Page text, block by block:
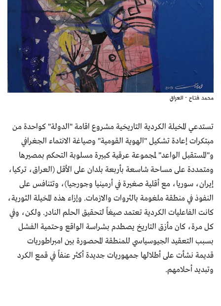
محمد فتاح - العراق
تستدعي المخيلة الكردية التاريخية مشروع اقامة "الدولة" كواحدة من
مبتكرات إعادة تشكيل "الهوية القومية" وصياغة الانتماء الجغرافي
و"المستقبل الواعد" لمجموعة عرقية كبيرة مسلوبة التحكم بمصيرها
ومتمددة على مساحة شاسعة بأربعة بلدان على الأقل (العراق، تركيا،
إيران، سوريا، مع أقلية صغيرة في أرمينيا وجورجيا)، وتتنافس على
النفوذ في منطقة ملغومة بالثروات والازمات. وإزاء هذه المخيلة الثورية،
كانت الفاعليات الكردية تعتمد صيغاً لتحقيق الحلم النادر. ولكن، وفي
كل مرة، كان مأزق التاريخ يصطدم بشراسة الواقع وحتمية الفشل
بسبب التعقيد الجيوسياسي للمنطقة المحصورة بين امبراطوريات
قديمة نشأت على أطلالها جمهوريات جديدة أكثر عنفاً في قمع الكرد
وتبديد أحلامهم.